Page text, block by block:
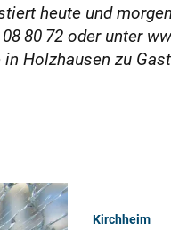
heute und
80 72 oder unter
Holzhausen zu
Kirchheim